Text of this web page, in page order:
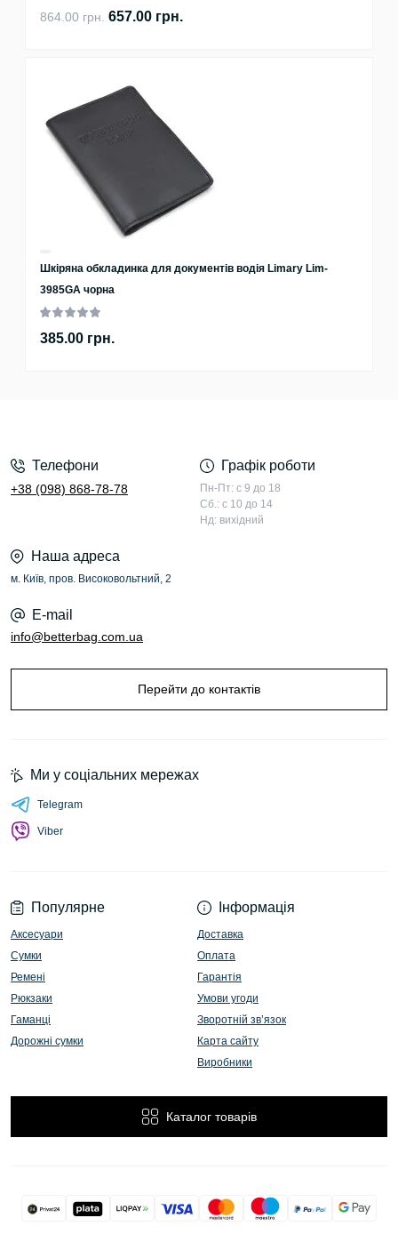
864.00 грн. 657.00 грн.
Шкіряна обкладинка для документів водія Limary Lim-
3985GA чорна
385.00 грн.
Телефони
+38 (098) 868-78-78
Графік роботи
Пн-Пт: с 9 до 18
Сб.: с 10 до 14
Нд: вихідний
Наша адреса
м. Київ, пров. Високовольтний, 2
E-mail
info@betterbag.com.ua
Перейти до контактів
Популярне
Аксесуари
Сумки
Ремені
Рюкзаки
Гаманці
Дорожні сумки
Інформація
Доставка
Оплата
Гарантія
Умови угоди
Зворотній зв’язок
Карта сайту
Виробники
Каталог товарів
Ми у соціальних мережах
Telegram
Viber